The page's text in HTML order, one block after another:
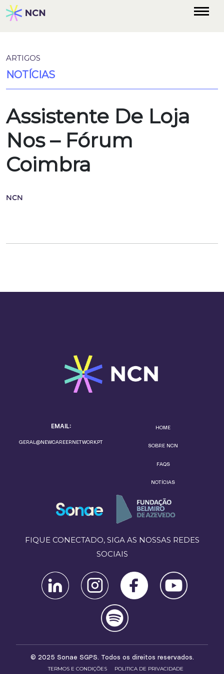
ARTIGOS
NOTÍCIAS
Assistente De Loja
Nos – Fórum
Coimbra
NCN
EMAIL:
GERAL@NEWCAREERNETWORK.PT
HOME
SOBRE NCN
FAQS
NOTÍCIAS
FIQUE CONECTADO, SIGA AS NOSSAS REDES
SOCIAIS
© 2025 Sonae SGPS. Todos os direitos reservados.
TERMOS E CONDIÇÕES
POLITICA DE PRIVACIDADE